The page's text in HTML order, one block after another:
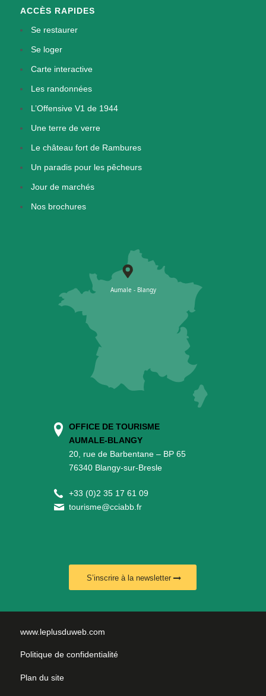
ACCÈS RAPIDES
Se restaurer
Se loger
Carte interactive
Les randonnées
L’Offensive V1 de 1944
Une terre de verre
Le château fort de Rambures
Un paradis pour les pêcheurs
Jour de marchés
Nos brochures
OFFICE DE TOURISME
AUMALE-BLANGY
20, rue de Barbentane – BP 65
76340 Blangy-sur-Bresle
+33 (0)2 35 17 61 09
tourisme@cciabb.fr
S’inscrire à la newsletter
www.leplusduweb.com
Politique de confidentialité
Plan du site